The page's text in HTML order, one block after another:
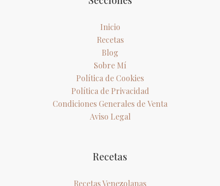
Inicio
Recetas
Blog
Sobre Mí
Política de Cookies
Política de Privacidad
Condiciones Generales de Venta
Aviso Legal
Recetas
Recetas Venezolanas